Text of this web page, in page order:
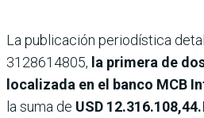
La publicación periodística
3128614805, la primera de
localizada en el banco MCB
la suma de USD 12.316.108,44.